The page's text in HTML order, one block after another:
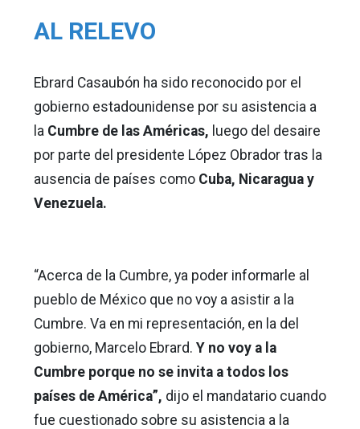
AL RELEVO
Ebrard Casaubón ha sido reconocido por el
gobierno estadounidense por su asistencia a
la Cumbre de las Américas, luego del desaire
por parte del presidente López Obrador tras la
ausencia de países como Cuba, Nicaragua y
Venezuela.
“Acerca de la Cumbre, ya poder informarle al
pueblo de México que no voy a asistir a la
Cumbre. Va en mi representación, en la del
gobierno, Marcelo Ebrard. Y no voy a la
Cumbre porque no se invita a todos los
países de América”, dijo el mandatario cuando
fue cuestionado sobre su asistencia a la